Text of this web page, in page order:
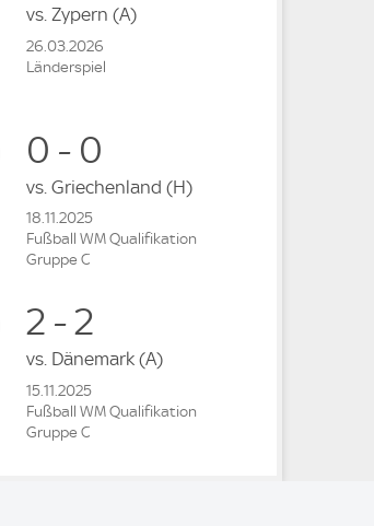
vs. Zypern (A)
26.03.2026
Länderspiel
0 - 0
vs. Griechenland (H)
18.11.2025
Fußball WM Qualifikation
Gruppe C
2 - 2
vs. Dänemark (A)
15.11.2025
Fußball WM Qualifikation
Gruppe C